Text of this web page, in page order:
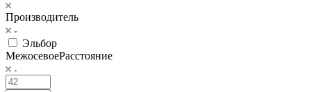
Производитель
Эльбор
МежосевоеРасстояние